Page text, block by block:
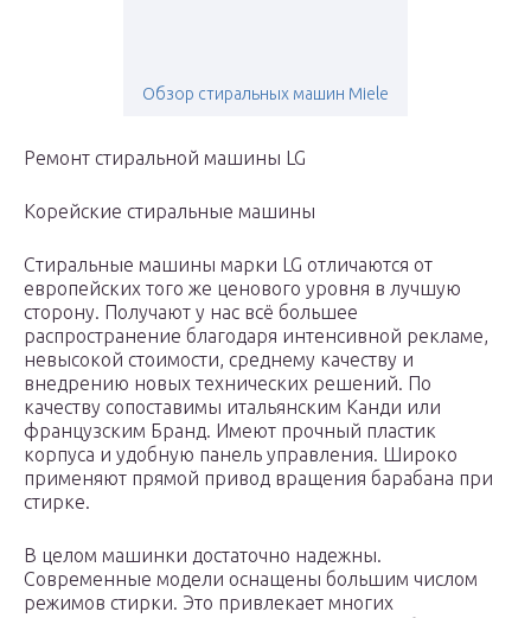
Обзор стиральных машин Miele
Ремонт стиральной машины LG
Корейские стиральные машины
Стиральные машины марки LG отличаются от
европейских того же ценового уровня в лучшую
сторону. Получают у нас всё большее
распространение благодаря интенсивной рекламе,
невысокой стоимости, среднему качеству и
внедрению новых технических решений. По
качеству сопоставимы итальянским Канди или
французским Бранд. Имеют прочный пластик
корпуса и удобную панель управления. Широко
применяют прямой привод вращения барабана при
стирке.
В целом машинки достаточно надежны.
Современные модели оснащены большим числом
режимов стирки. Это привлекает многих